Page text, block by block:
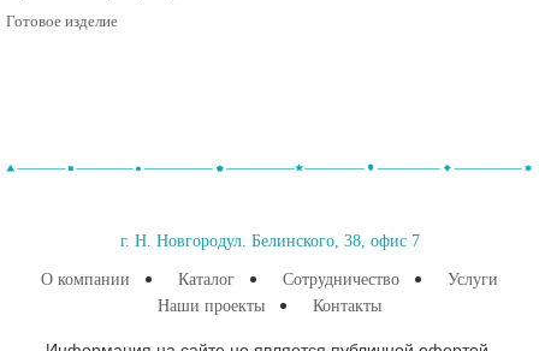
Готовое изделие
г. Н. Новгородул. Белинского, 38, офис 7
О компании Каталог Сотрудничество
Услуги
Наши проекты
Контакты